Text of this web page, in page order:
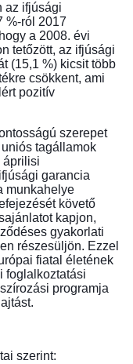
az ifjúsági
%-ról 2017
a 2008. évi
tetőzött, az ifjúsági
(15,1 %) kicsit több
csökkent, ami
pozitív
szerepet
tagállamok
áprilisi
garancia
munkahelye
követő
kapjon,
gyakorlati
részesüljön. Ezzel
fiatal életének
foglalkoztatási
programja
szerint: